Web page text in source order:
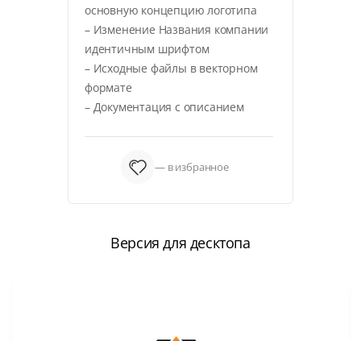
основную концепцию логотипа
– Изменение Названия компании
идентичным шрифтом
– Исходные файлы в векторном
формате
– Документация с описанием
— в избранное
Версия для десктопа